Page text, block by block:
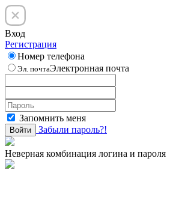
Вход
Регистрация
Номер телефона
Эл. почтаЭлектронная почта
Запомнить меня
Войти Забыли пароль?!
Неверная комбинация логина и пароля